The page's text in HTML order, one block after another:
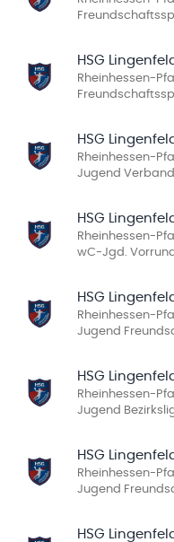
HSG
Rheinhessen-
HSG
Rheinhessen-
Jugend
HSG
Rheinhessen-
wC-Jgd.
HSG
Rheinhessen-
Jugend
HSG
Rheinhessen-
Jugend
HSG
Rheinhessen-
Jugend
HSG